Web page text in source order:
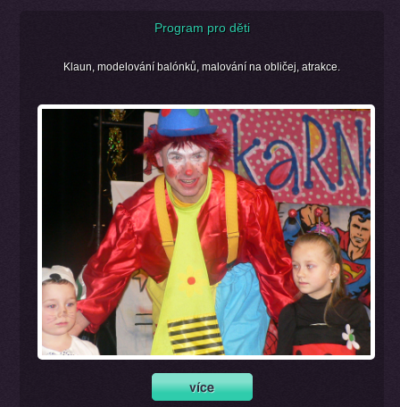
Program pro děti
Klaun, modelování balónků, malování na obličej, atrakce.